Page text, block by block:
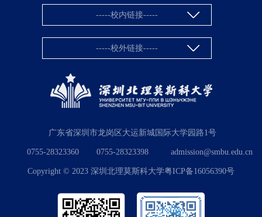
-----校内链接-----
-----校外链接-----
广东省深圳市龙岗区大运新城国际大学园路1号
0755-28323360 0755-28323398 admission@smbu.edu.cn
Copyright © 2023 深圳北理莫斯科大学粤ICP备16056390号